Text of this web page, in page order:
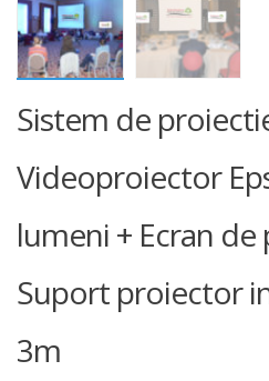
Sistem de
Videoproiector
lumeni + Ecran
Suport proiector
3m